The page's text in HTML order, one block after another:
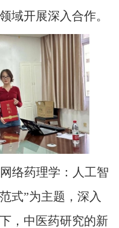
域开展深入合作。
络药理学：人工智
式”为主题，深入
，中医药研究的新